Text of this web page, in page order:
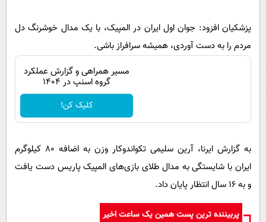
بین الملل
اجتماعی
حیات وحش
سیاست خارجی
پزشکیان افزود: جوان اول ایران در المپیک، با یک مدال خوشرنگ دل
مردم را به دست آوردی، همیشه سرافراز باشی.
مسیر همراهی و گزارش عملکرد
گروه اسنپ در ۱۴۰۴
کلیک کن!
به گزارش ایرنا، آرین سلیمی تکواندوکار وزن به اضافه ۸۰ کیلوگرم
ایران با شایستگی به مدال طلای بازی‌های المپیک پاریس دست یافت
و به ۱۶ سال انتظار پایان داد.
پربیننده ترین پست همین یک ساعت اخیر